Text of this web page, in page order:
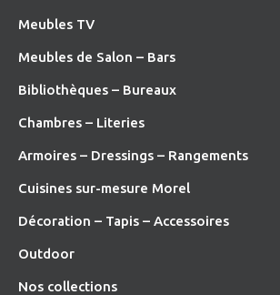
Meubles TV
Meubles de Salon – Bars
Bibliothèques – Bureaux
Chambres – Literies
Armoires – Dressings – Rangements
Cuisines sur-mesure Morel
Décoration – Tapis – Accessoires
Outdoor
Nos collections